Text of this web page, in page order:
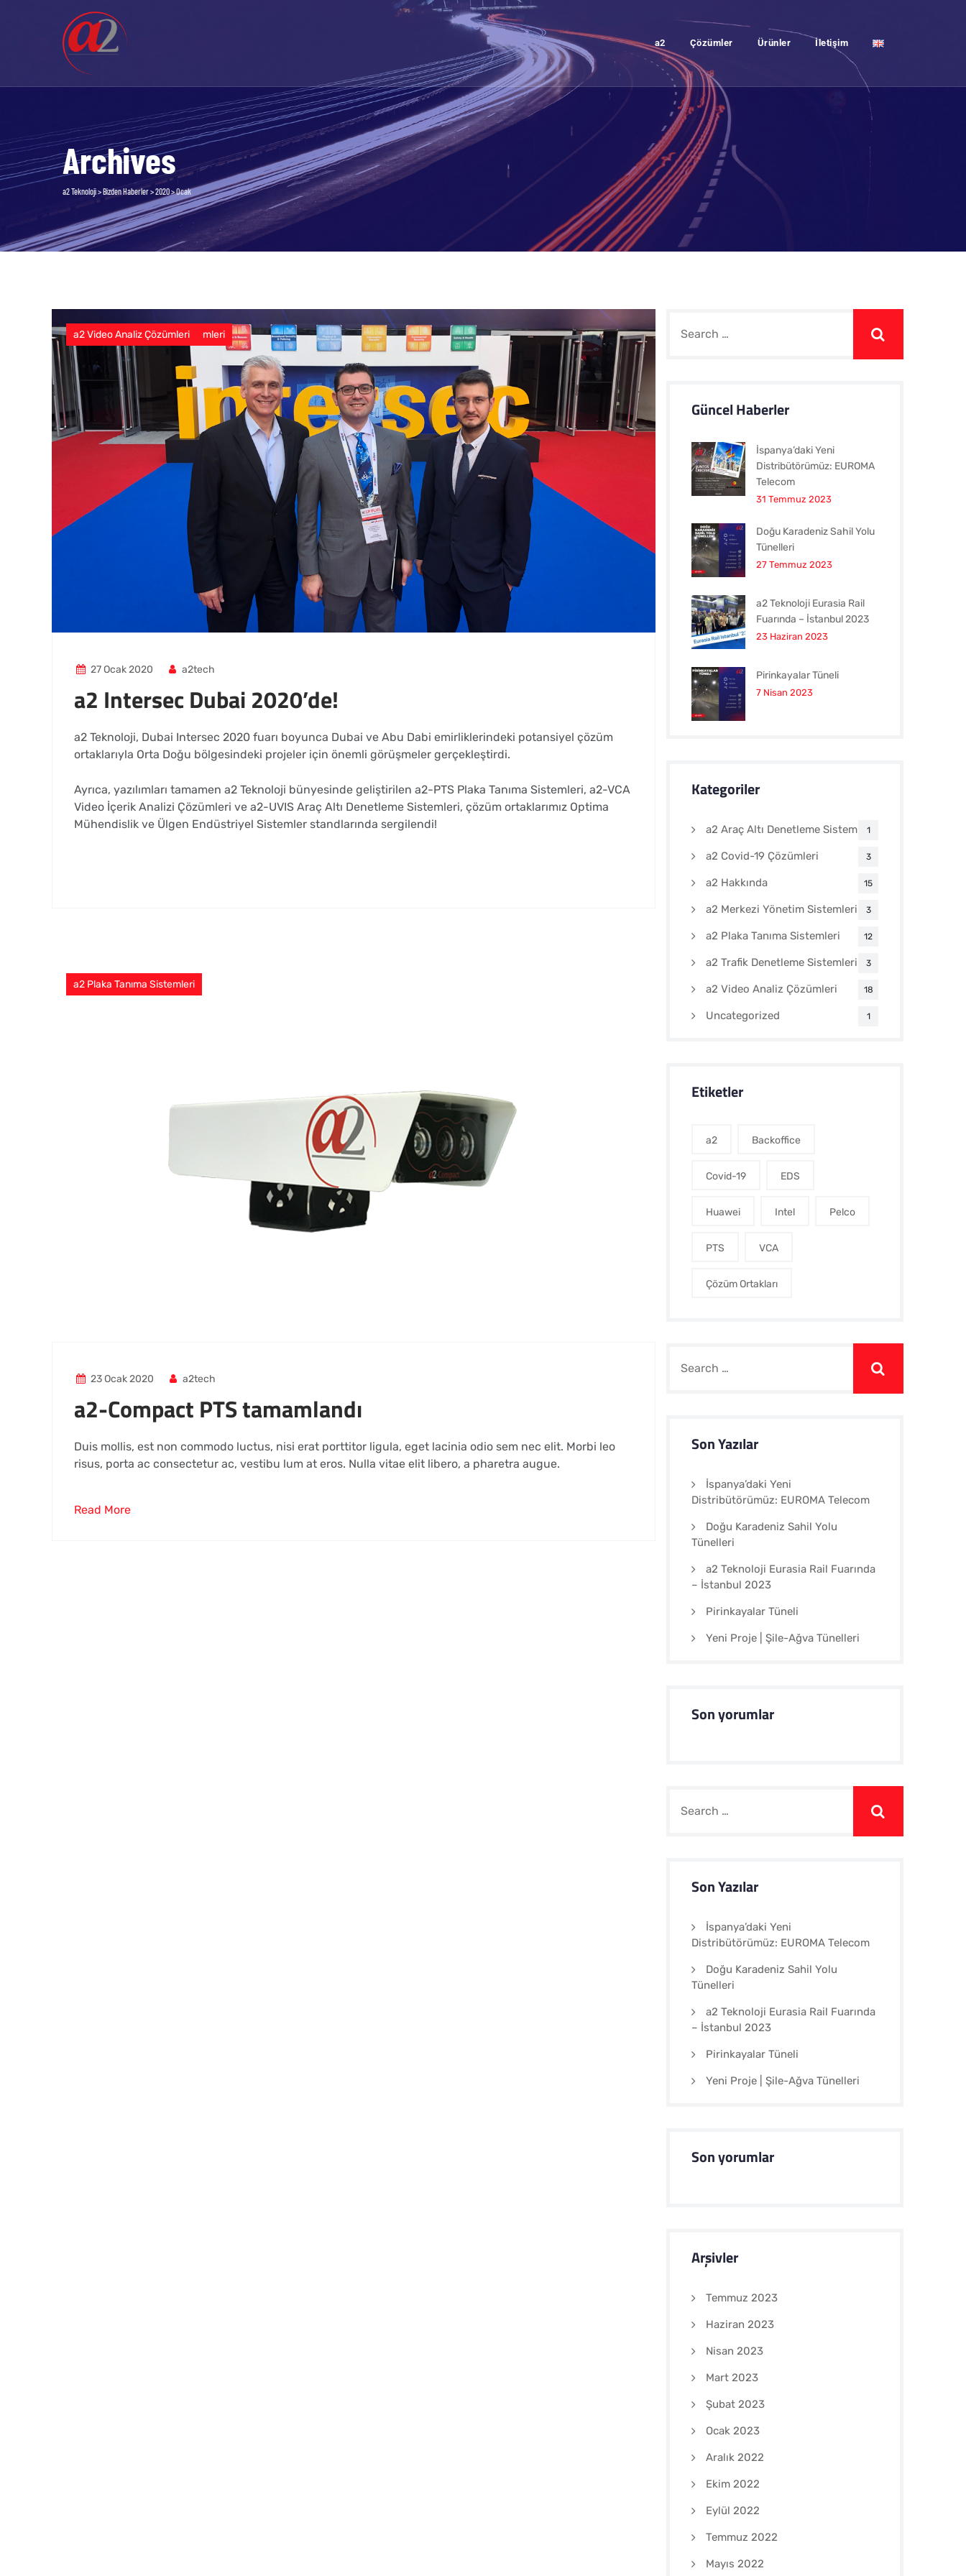
a2 Çözümler Ürünler İletişim
Archives
a2 Teknoloji>Bizden Haberler>2020>Ocak
a2 Araç Altı Denetleme Sistemleri
a2 Plaka Tanıma Sistemleri
a2 Video Analiz Çözümleri
27 Ocak 2020 a2tech
a2 Intersec Dubai 2020’de!
a2 Teknoloji, Dubai Intersec 2020 fuarı boyunca Dubai ve Abu Dabi emirliklerindeki potansiyel çözüm
ortaklarıyla Orta Doğu bölgesindeki projeler için önemli görüşmeler gerçekleştirdi.
Ayrıca, yazılımları tamamen a2 Teknoloji bünyesinde geliştirilen a2-PTS Plaka Tanıma Sistemleri, a2-VCA
Video İçerik Analizi Çözümleri ve a2-UVIS Araç Altı Denetleme Sistemleri, çözüm ortaklarımız Optima
Mühendislik ve Ülgen Endüstriyel Sistemler standlarında sergilendi!
a2 Plaka Tanıma Sistemleri
23 Ocak 2020 a2tech
a2-Compact PTS tamamlandı
Duis mollis, est non commodo luctus, nisi erat porttitor ligula, eget lacinia odio sem nec elit. Morbi leo
risus, porta ac consectetur ac, vestibu lum at eros. Nulla vitae elit libero, a pharetra augue.
Read More
Güncel Haberler
İspanya’daki Yeni
Distribütörümüz: EUROMA
Telecom
31 Temmuz 2023
Doğu Karadeniz Sahil Yolu
Tünelleri
27 Temmuz 2023
a2 Teknoloji Eurasia Rail
Fuarında – İstanbul 2023
23 Haziran 2023
Pirinkayalar Tüneli
7 Nisan 2023
Kategoriler
a2 Araç Altı Denetleme Sistemleri
1
a2 Covid-19 Çözümleri 3
a2 Hakkında 15
a2 Merkezi Yönetim Sistemleri 3
a2 Plaka Tanıma Sistemleri 12
a2 Trafik Denetleme Sistemleri 3
a2 Video Analiz Çözümleri 18
Uncategorized 1
Etiketler
a2 Backoffice
Covid-19 EDS
Huawei Intel Pelco
PTS VCA
Çözüm Ortakları
Son Yazılar
İspanya’daki Yeni
Distribütörümüz: EUROMA Telecom
Doğu Karadeniz Sahil Yolu
Tünelleri
a2 Teknoloji Eurasia Rail Fuarında
– İstanbul 2023
Pirinkayalar Tüneli
Yeni Proje | Şile-Ağva Tünelleri
Son yorumlar
Son Yazılar
İspanya’daki Yeni
Distribütörümüz: EUROMA Telecom
Doğu Karadeniz Sahil Yolu
Tünelleri
a2 Teknoloji Eurasia Rail Fuarında
– İstanbul 2023
Pirinkayalar Tüneli
Yeni Proje | Şile-Ağva Tünelleri
Son yorumlar
Arşivler
Temmuz 2023
Haziran 2023
Nisan 2023
Mart 2023
Şubat 2023
Ocak 2023
Aralık 2022
Ekim 2022
Eylül 2022
Temmuz 2022
Mayıs 2022